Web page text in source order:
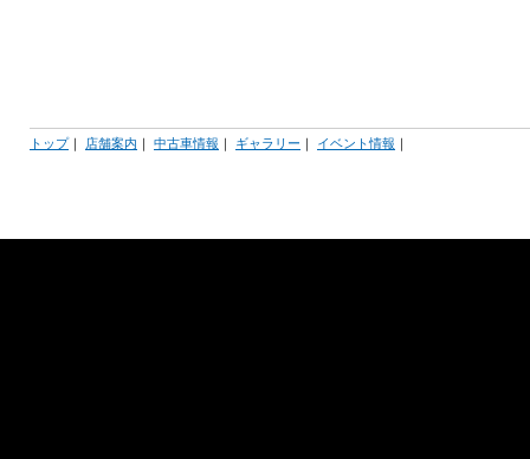
トップ｜ 店舗案内 ｜ 中古車情報 ｜ ギャラリー ｜ イベント情報 ｜